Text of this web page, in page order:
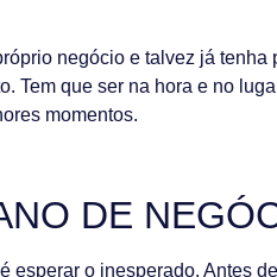
negócio e talvez já
Tem que ser na hora e no
momentos.
DE
esperar o inesperado. Antes